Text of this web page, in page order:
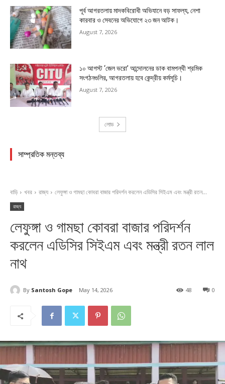
পূর্ব আগরতলায় মাদকবিরোধী অভিযানে বড় সাফল্য, নেশা
কারবার ও সেবনের অভিযোগে ২৩ জন আটক।
August 7, 2026
১০ আগস্ট ‘জেল ভরো’ আন্দোলনের ডাক বামপন্থী শ্রমিক
সংগঠনগুলির, আগরতলায় হবে কেন্দ্রীয় কর্মসূচি।
August 7, 2026
লোড
সাম্প্রতিক মন্তব্য